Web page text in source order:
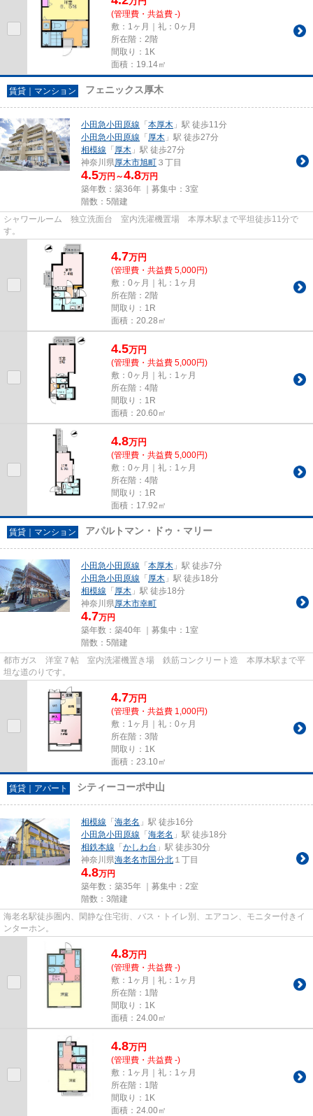
(管理費・共益費 -)
敷：1ヶ月｜礼：0ヶ月
所在階：2階
間取り：1K
面積：19.14㎡
賃貸｜マンション フェニックス厚木
小田急小田原線 「本厚木 」駅 徒歩11分
小田急小田原線 「厚木 」駅 徒歩27分
相模線 「厚木 」駅 徒歩27分
神奈川県厚木市旭町 ３丁目
4.5万円～4.8万円
築年数：築36年 ｜募集中： 3室
階数：5階建
シャワールーム 独立洗面台 室内洗濯機置場 本厚木駅まで平坦徒歩11分で
す。
4.7万円
(管理費・共益費 5,000円)
敷：0ヶ月｜礼：1ヶ月
所在階：2階
間取り：1R
面積：20.28㎡
4.5万円
(管理費・共益費 5,000円)
敷：0ヶ月｜礼：1ヶ月
所在階：4階
間取り：1R
面積：20.60㎡
4.8万円
(管理費・共益費 5,000円)
敷：0ヶ月｜礼：1ヶ月
所在階：4階
間取り：1R
面積：17.92㎡
賃貸｜マンション アパルトマン・ドゥ・マリー
小田急小田原線 「本厚木 」駅 徒歩7分
小田急小田原線 「厚木 」駅 徒歩18分
相模線 「厚木 」駅 徒歩18分
神奈川県厚木市幸町
4.7万円
築年数：築40年 ｜募集中： 1室
階数：5階建
都市ガス 洋室７帖 室内洗濯機置き場 鉄筋コンクリート造 本厚木駅まで平
坦な道のりです。
4.7万円
(管理費・共益費 1,000円)
敷：1ヶ月｜礼：0ヶ月
所在階：3階
間取り：1K
面積：23.10㎡
賃貸｜アパート シティーコーポ中山
相模線 「海老名 」駅 徒歩16分
小田急小田原線 「海老名 」駅 徒歩18分
相鉄本線 「かしわ台 」駅 徒歩30分
神奈川県海老名市国分北 １丁目
4.8万円
築年数：築35年 ｜募集中： 2室
階数：3階建
海老名駅徒歩圏内、閑静な住宅街、バス・トイレ別、エアコン、モニター付きイ
ンターホン。
4.8万円
(管理費・共益費 -)
敷：1ヶ月｜礼：1ヶ月
所在階：1階
間取り：1K
面積：24.00㎡
4.8万円
(管理費・共益費 -)
敷：1ヶ月｜礼：1ヶ月
所在階：1階
間取り：1K
面積：24.00㎡